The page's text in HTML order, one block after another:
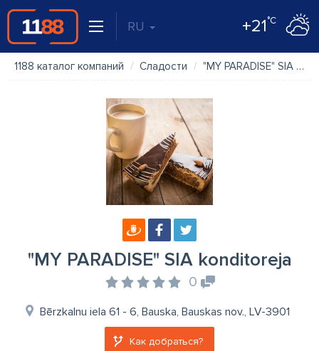
RU +21°C
1188 каталог компаний Сладости "MY PARADISE" SIA konditoreja
"MY PARADISE" SIA konditoreja
0
Bērzkalnu iela 61 - 6, Bauska, Bauskas nov., LV-3901
Как добраться?